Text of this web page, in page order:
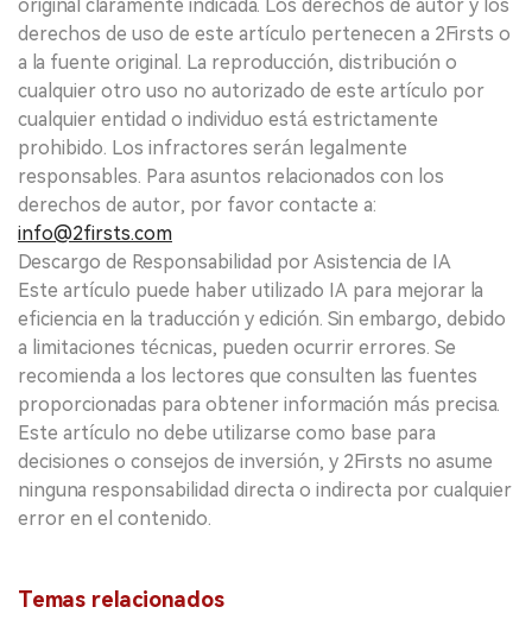
original claramente indicada. Los derechos de autor y los
derechos de uso de este artículo pertenecen a 2Firsts o
a la fuente original. La reproducción, distribución o
cualquier otro uso no autorizado de este artículo por
cualquier entidad o individuo está estrictamente
prohibido. Los infractores serán legalmente
responsables. Para asuntos relacionados con los
derechos de autor, por favor contacte a:
info@2firsts.com
Descargo de Responsabilidad por Asistencia de IA
Este artículo puede haber utilizado IA para mejorar la
eficiencia en la traducción y edición. Sin embargo, debido
a limitaciones técnicas, pueden ocurrir errores. Se
recomienda a los lectores que consulten las fuentes
proporcionadas para obtener información más precisa.
Este artículo no debe utilizarse como base para
decisiones o consejos de inversión, y 2Firsts no asume
ninguna responsabilidad directa o indirecta por cualquier
error en el contenido.
Temas relacionados